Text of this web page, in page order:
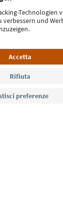
alla newsletter